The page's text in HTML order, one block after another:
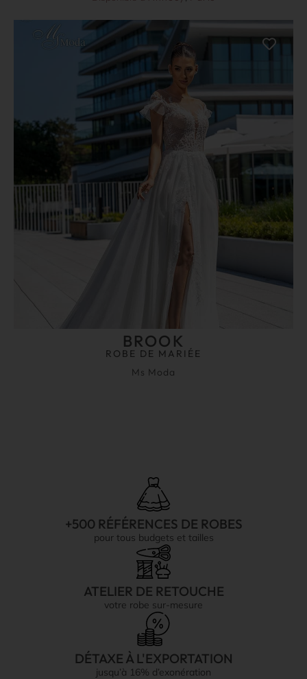
BROOK
ROBE DE MARIÉE
Ms Moda
+500 RÉFÉRENCES DE ROBES
pour tous budgets et tailles
ATELIER DE RETOUCHE
votre robe sur-mesure
DÉTAXE À L'EXPORTATION
jusqu’à 16% d’exonération